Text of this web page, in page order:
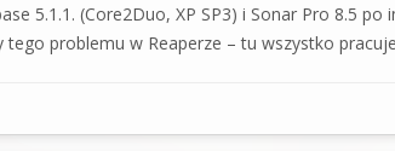
5.1.1. (Core2Duo, XP SP3) i Sonar Pro 8.5
tego problemu w Reaperze – tu wszystko